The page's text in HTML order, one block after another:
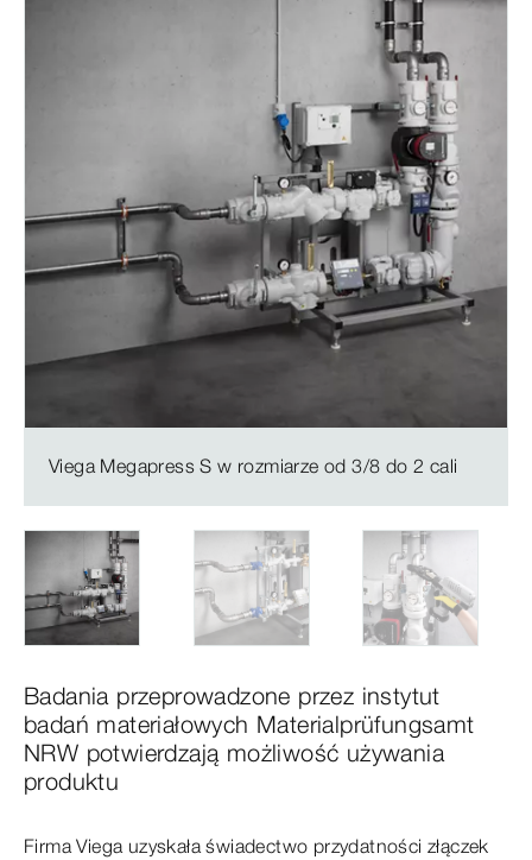
Viega Megapress S w rozmiarze od 3/8 do 2 cali
Badania przeprowadzone przez instytut
badań materiałowych Materialprüfungsamt
NRW potwierdzają możliwość używania
produktu
Firma Viega uzyskała świadectwo przydatności złączek